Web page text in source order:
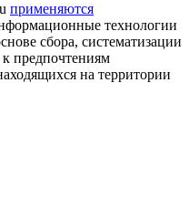
применяются
технологии
сбора, систематизации
предпочтениям
на территории